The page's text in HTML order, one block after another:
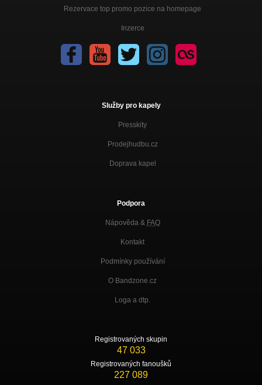
Rezervace top promo pozice na homepage
Inzerce
Služby pro kapely
Presskity
Prodejhudbu.cz
Doprava kapel
Podpora
Nápověda & FAQ
Kontakt
Podmínky používání
O Bandzone.cz
Loga a dtp.
Registrovaných skupin
47 033
Registrovaných fanoušků
227 089